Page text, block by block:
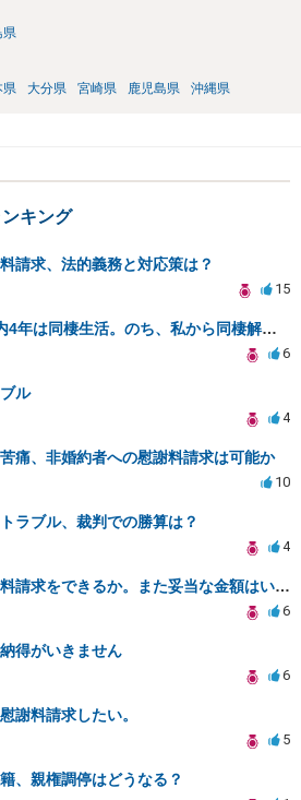
県
県 大分県 宮崎県 鹿児島県 沖縄県
キング
請求、法的義務と対応策は？
15
6年間不倫関係、内4年は同棲生活。のち、私から同棲解消し、手切れ金請求したい。
6
ル
4
痛、非婚約者への慰謝料請求は可能か
10
ラブル、裁判での勝算は？
4
同棲解消時、慰謝料請求をできるか。また妥当な金額はいくらか。
6
得がいきません
6
謝料請求したい。
5
、親権調停はどうなる？